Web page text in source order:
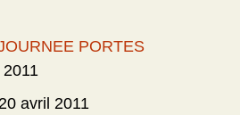
PORTES
20 avril 2011